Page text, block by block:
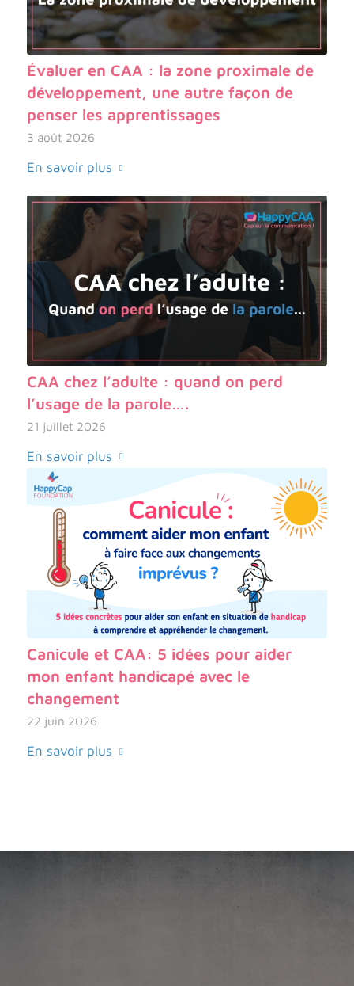
Évaluer en CAA : la zone proximale de
développement, une autre façon de
penser les apprentissages
3 août 2026
En savoir plus
CAA chez l’adulte : quand on perd
l’usage de la parole….
21 juillet 2026
En savoir plus
Canicule et CAA: 5 idées pour aider
mon enfant handicapé avec le
changement
22 juin 2026
En savoir plus